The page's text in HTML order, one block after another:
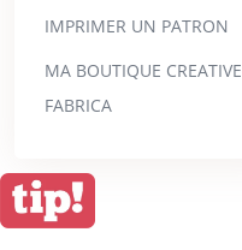
IMPRIMER UN PATRON
MA BOUTIQUE CREATIVE
FABRICA